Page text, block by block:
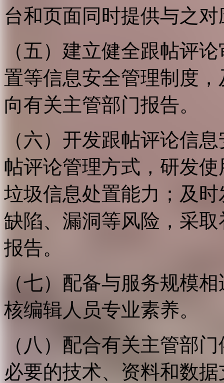
台和页面同时提供与之
（五）建立健全跟帖评
置等信息安全管理制度
向有关主管部门报告。
（六）开发跟帖评论信
帖评论管理方式，研发
垃圾信息处置能力；及
缺陷、漏洞等风险，采
报告。
（七）配备与服务规模
核编辑人员专业素养。
（八）配合有关主管部
必要的技术、资料和数